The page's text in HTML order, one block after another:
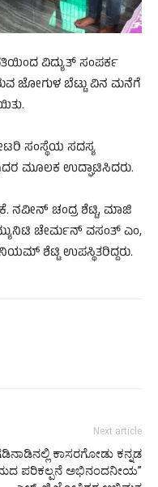
ವಿದ್ಯುತ್ ಸಂಪರ್ಕ
ಜೋಗುಳ ಬೆಟ್ಟು ವಿನ ಮನೆಗೆ
ಸಂಸ್ಥೆಯ ಸದಸ್ಯ
ಮೂಲಕ ಉದ್ಘಾಟಿಸಿದರು.
ನವೀನ್ ಚಂದ್ರ ಶೆಟ್ಟಿ, ಮಾಜಿ
ಚೇರ್ಮನ್ ವಸಂತ್ ಎಂ,
ನಿಯಮ್ ಶೆಟ್ಟಿ ಉಪಸ್ಥಿತರಿದ್ದರು.
Next article
ಕಾಸರಗೋಡು ಕನ್ನಡ
ಪರಿಕಲ್ಪನೆ ಅಭಿನಂದನೀಯ”